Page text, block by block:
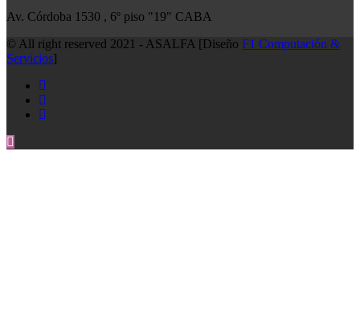
Av. Córdoba 1530 , 6º piso "19" CABA
© All right reserved 2021 - ASALFA [Diseño F1 Computación &
Servicios]